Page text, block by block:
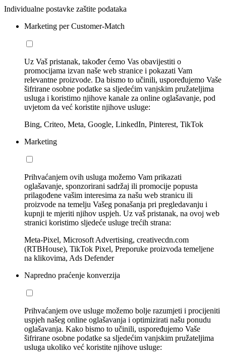
Individualne postavke zaštite podataka
Marketing per Customer-Match
Uz Vaš pristanak, također ćemo Vas obavijestiti o
promocijama izvan naše web stranice i pokazati Vam
relevantne proizvode. Da bismo to učinili, uspoređujemo Vaše
šifrirane osobne podatke sa sljedećim vanjskim pružateljima
usluga i koristimo njihove kanale za online oglašavanje, pod
uvjetom da već koristite njihove usluge:
Bing, Criteo, Meta, Google, LinkedIn, Pinterest, TikTok
Marketing
Prihvaćanjem ovih usluga možemo Vam prikazati
oglašavanje, sponzorirani sadržaj ili promocije popusta
prilagođene vašim interesima za našu web stranicu ili
proizvode na temelju Vašeg ponašanja pri pregledavanju i
kupnji te mjeriti njihov uspjeh. Uz vaš pristanak, na ovoj web
stranici koristimo sljedeće usluge trećih strana:
Meta-Pixel, Microsoft Advertising, creativecdn.com
(RTBHouse), TikTok Pixel, Preporuke proizvoda temeljene
na klikovima, Ads Defender
Napredno praćenje konverzija
Prihvaćanjem ove usluge možemo bolje razumjeti i procijeniti
uspjeh našeg online oglašavanja i optimizirati našu ponudu
oglašavanja. Kako bismo to učinili, uspoređujemo Vaše
šifrirane osobne podatke sa sljedećim vanjskim pružateljima
usluga ukoliko već koristite njihove usluge: